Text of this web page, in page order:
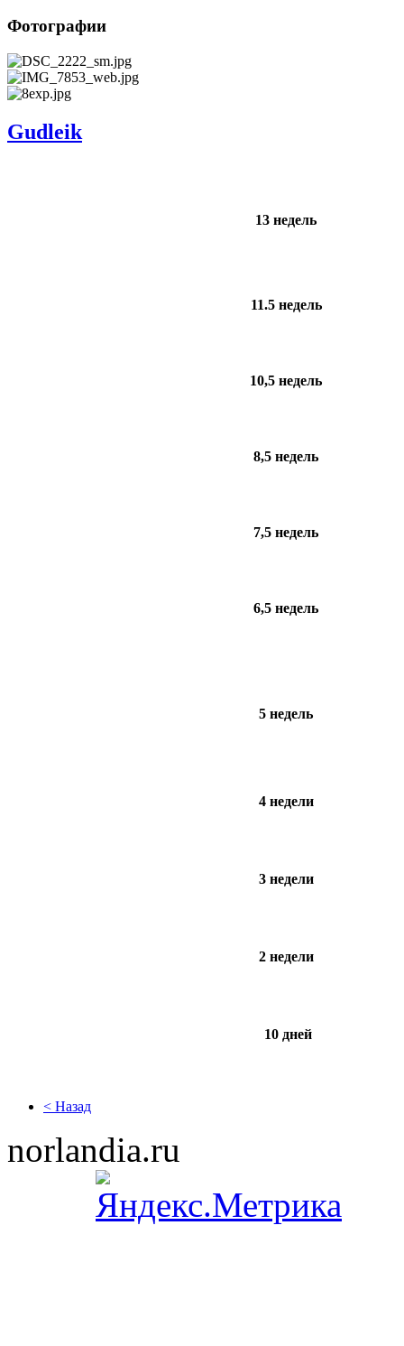
Фотографии
Gudleik
13 недель
11.5 недель
10,5 недель
8,5 недель
7,5 недель
6,5 недель
5 недель
4 недели
3 недели
2 недели
10 дней
< Назад
norlandia.ru